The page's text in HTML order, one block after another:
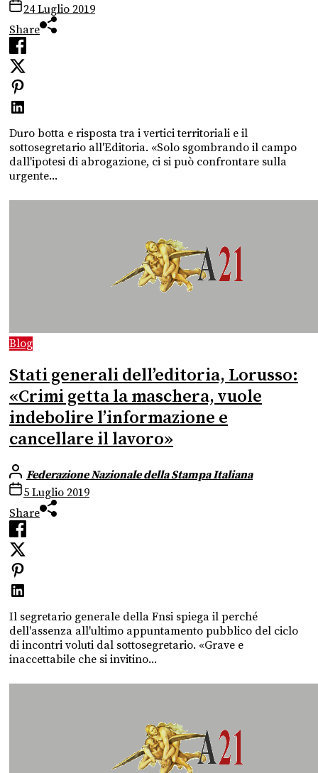
24 Luglio 2019
Share
Duro botta e risposta tra i vertici territoriali e il
sottosegretario all'Editoria. «Solo sgombrando il campo
dall'ipotesi di abrogazione, ci si può confrontare sulla
urgente...
Blog
Stati generali dell’editoria, Lorusso:
«Crimi getta la maschera, vuole
indebolire l’informazione e
cancellare il lavoro»
Federazione Nazionale della Stampa Italiana
5 Luglio 2019
Share
Il segretario generale della Fnsi spiega il perché
dell'assenza all'ultimo appuntamento pubblico del ciclo
di incontri voluti dal sottosegretario. «Grave e
inaccettabile che si invitino...